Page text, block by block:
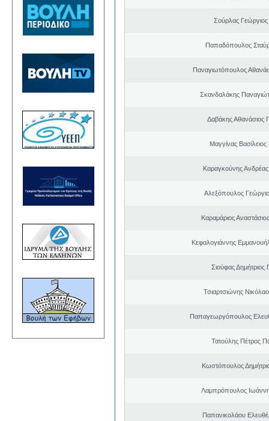
Σούρλας
Παπαδόπουλος
Παναγιωτόπουλος
Σκανδαλάκης
Δαβάκης Αθανάσιος
Μαγγίνας
Καραγκούνης Ανδρέας
Αλεξόπουλος
Καραμάριος
Κεφαλογιάννης
Σιούφας Δημήτριος
Τσιαρτσιώνης
Παπαγεωργόπουλος
Τατούλης Πέτρος
Κωστόπουλος
Λαμπρόπουλος
Παπανικολάου